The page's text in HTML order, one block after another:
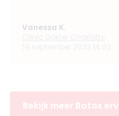
Vanessa K.
Bekijk meer Botox